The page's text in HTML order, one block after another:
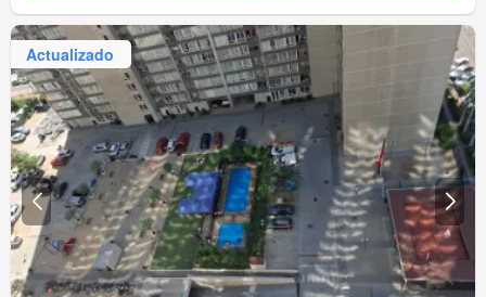
Actualizado